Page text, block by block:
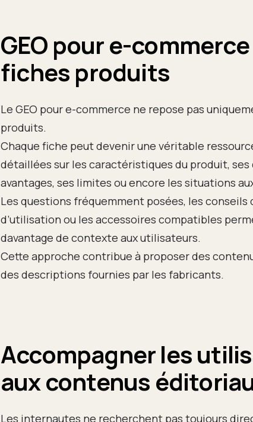
GEO pour e-
fiches produits
Le GEO pour e-commerce ne repose pas
produits.
Chaque fiche peut devenir une véritable
détaillées sur les caractéristiques du produit,
avantages, ses limites ou encore les situations
Les questions fréquemment posées, les
d’utilisation ou les accessoires compatibles
davantage de contexte aux utilisateurs.
Cette approche contribue à proposer des
des descriptions fournies par les fabricants.
Accompagner les
aux contenus
Les internautes ne recherchent pas toujours